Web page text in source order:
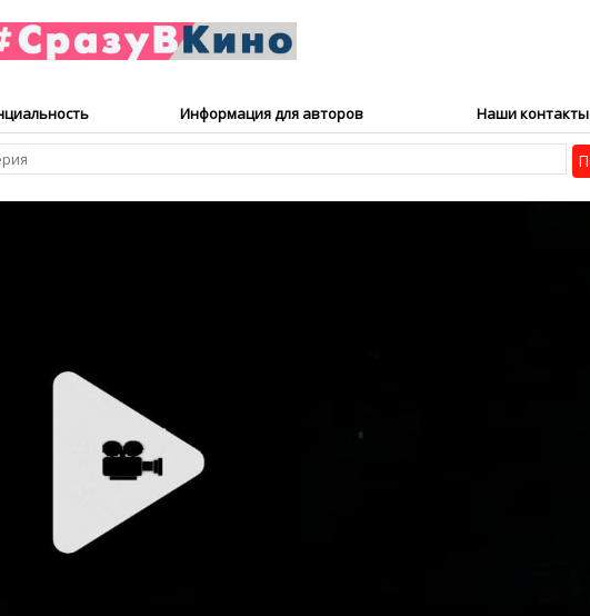
Информация для авторов Наши контакты